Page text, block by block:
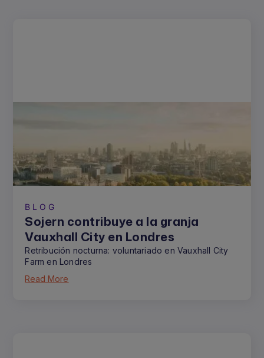
BLOG
Sojern contribuye a la granja
Vauxhall City en Londres
Retribución nocturna: voluntariado en Vauxhall City
Farm en Londres
Read More